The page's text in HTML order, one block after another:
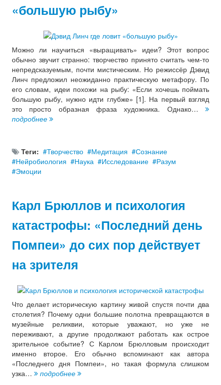
«большую рыбу»
Можно ли научиться «выращивать» идеи? Этот вопрос
обычно звучит странно: творчество принято считать чем-то
непредсказуемым, почти мистическим. Но режиссёр Дэвид
Линч предложил неожиданно практическую метафору. По
его словам, идеи похожи на рыбу: «Если хочешь поймать
большую рыбу, нужно идти глубже» [1]. На первый взгляд
это просто образная фраза художника. Однако…
подробнее
Теги: Творчество Медитация
Сознание
Нейробиология
Наука Исследование
Разум
Эмоции
Карл Брюллов и психология
катастрофы: «Последний день
Помпеи» до сих пор действует
на зрителя
Что делает историческую картину живой спустя почти два
столетия? Почему одни большие полотна превращаются в
музейные реликвии, которые уважают, но уже не
переживают, а другие продолжают работать как острое
зрительное событие? С Карлом Брюлловым происходит
именно второе. Его обычно вспоминают как автора
«Последнего дня Помпеи», но такая формула слишком
узка…
подробнее